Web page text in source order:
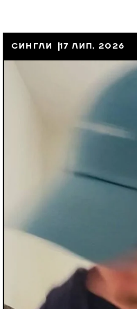
СИНГЛИ 17 ЛИП, 2026